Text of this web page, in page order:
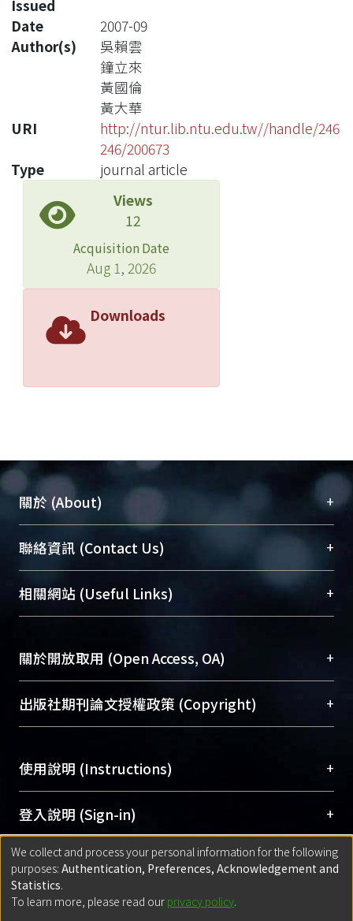
Issued
Date
2007-09
Author(s)
吳賴雲
鐘立來
黃國倫
黃大華
URI
http://ntur.lib.ntu.edu.tw//handle/246
246/200673
Type
journal article
Views
12
Acquisition Date
Aug 1, 2026
Downloads
關於 (About) +
臺大位居世界頂尖大學之列，為永久珍藏及向國際
展現本校豐碩的研究成果及學術能量，圖書館整合
機構典藏（NTUR）與學術庫（AH）不同功能平
台，成為臺大學術典藏NTU scholars。期能整合研
成果。
To permanently archive and promote researcher
profiles and scholarly works, Library integrates the
services of “NTU Repository” with “Academic
聯絡資訊 (Contact Us) +
總館學科館員(Main Library)
醫學圖書館學科館員(Medical Library)
Sciences Library)
相關網站 (Useful Links) +
關於開放取用 (Open Access, OA) +
開放取用是從使用者角度提升資訊取用性的社會運
動，應用在學術研究上是透過將研究著作公開供使
用逐年攀升。同時可加速研究發展、提升研究影響
Archive）平台。 （點選深入了解OA）
出版社期刊論文授權政策 (Copyright) +
含部分內容的版權非匯入者所有，或由第三方贊
助與合作完成，請確認該版權所有者及第三方同
意提供此授權。
Please represent that the submission is your
original work, and that you have the right to
grant the rights to upload.
若欲上傳已出版的全文電子檔，可使用
使用說明 (Instructions) +
網站簡介(Quickstart Guide)
使用手冊(Instruction Manual)
線上預約服務(Booking Service)
登入說明 (Sign-in) +
方案一：臺灣大學計算機中心帳號登入
(With C&INC Email Account)
方案二：ORCID帳號登入(With ORCID)
匯入著作 (Submission) +
方案一：定期更新ORCID者，以ID匯入
We collect and process your personal information for the following
purposes: Authentication, Preferences, Acknowledgement and
Statistics.
To learn more, please read our privacy policy.